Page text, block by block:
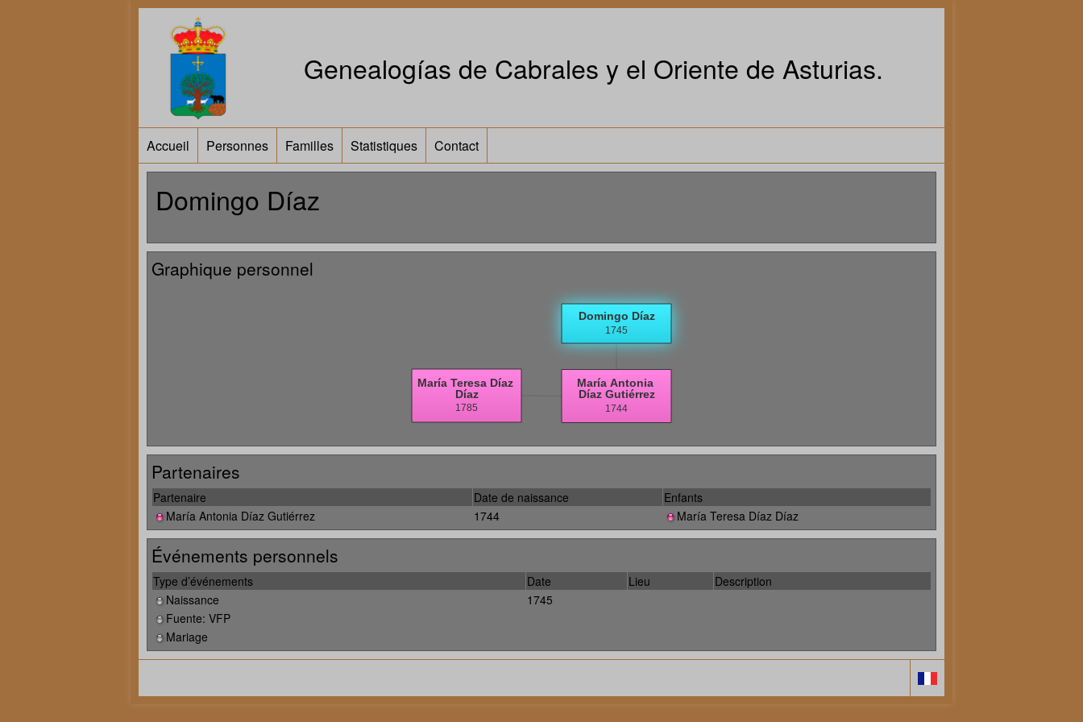
Genealogías de Cabrales y el Oriente de Asturias.
Accueil Personnes Familles Statistiques Contact
Domingo Díaz
Graphique personnel
Partenaires
Partenaire Date de naissance
Enfants
María Antonia Díaz Gutiérrez
1744 María Teresa Díaz Díaz
Événements personnels
Type d’événements Date Lieu
Description
Naissance
1745
Fuente: VFP
Mariage